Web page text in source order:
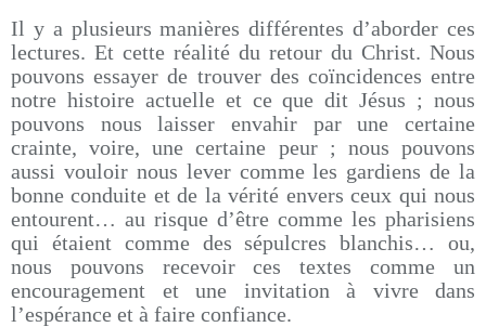
Il y a plusieurs manières différentes d’aborder ces
lectures. Et cette réalité du retour du Christ. Nous
pouvons essayer de trouver des coïncidences entre
notre histoire actuelle et ce que dit Jésus ; nous
pouvons nous laisser envahir par une certaine
crainte, voire, une certaine peur ; nous pouvons
aussi vouloir nous lever comme les gardiens de la
bonne conduite et de la vérité envers ceux qui nous
entourent… au risque d’être comme les pharisiens
qui étaient comme des sépulcres blanchis… ou,
nous pouvons recevoir ces textes comme un
encouragement et une invitation à vivre dans
l’espérance et à faire confiance.